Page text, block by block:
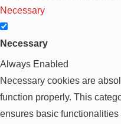
Necessary
Necessary
Always Enabled
Necessary cookies are
function properly. This
ensures basic